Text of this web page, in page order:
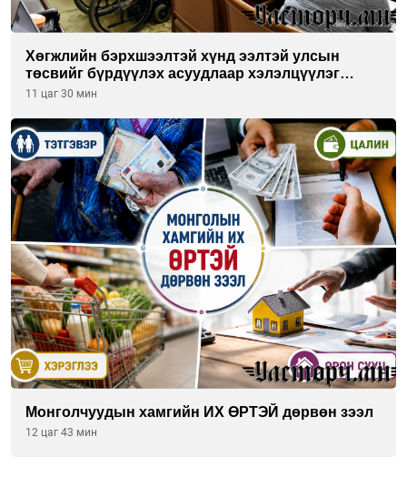
Хөгжлийн бэрхшээлтэй хүнд ээлтэй улсын
төсвийг бүрдүүлэх асуудлаар хэлэлцүүлэг
өрнүүлж байна
11 цаг 30 мин
Монголчуудын хамгийн ИХ ӨРТЭЙ дөрвөн зээл
12 цаг 43 мин